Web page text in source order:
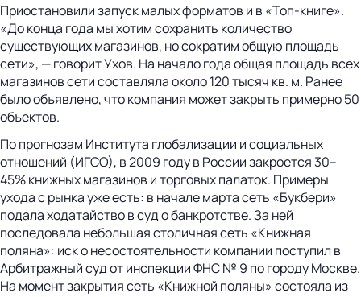
Приостановили запуск малых форматов и в «Топ-книге».
«До конца года мы хотим сохранить количество
существующих магазинов, но сократим общую площадь
сети», — говорит Ухов. На начало года общая площадь всех
магазинов сети составляла около 120 тысяч кв. м. Ранее
было объявлено, что компания может закрыть примерно 50
объектов.
По прогнозам Института глобализации и социальных
отношений (ИГСО), в 2009 году в России закроется 30–
45% книжных магазинов и торговых палаток. Примеры
ухода с рынка уже есть: в начале марта сеть «Букбери»
подала ходатайство в суд о банкротстве. За ней
последовала небольшая столичная сеть «Книжная
поляна»: иск о несостоятельности компании поступил в
Арбитражный суд от инспекции ФНС № 9 по городу Москве.
На момент закрытия сеть «Книжной поляны» состояла из